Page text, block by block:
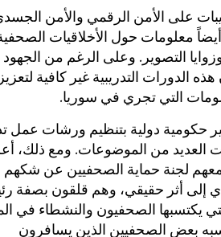
على الأمن الرقمي والأمن
معلومات حول الأخلاقيات
التصوير. وعلى الرغم من
هذه الدورات التدريبية غير كافية
التي تجري في سوريا.
دولية بتنظيم ورشات عمل
العديد من الموضوعات. ومع ذلك،
لجنة حماية الصحفيين عن شكهم
إلى أثر حقيقي، وهم قلقون بصفة
يكتسبها الصحفيون والنشطاء في
بعض الصحفيين الذين يسافرون